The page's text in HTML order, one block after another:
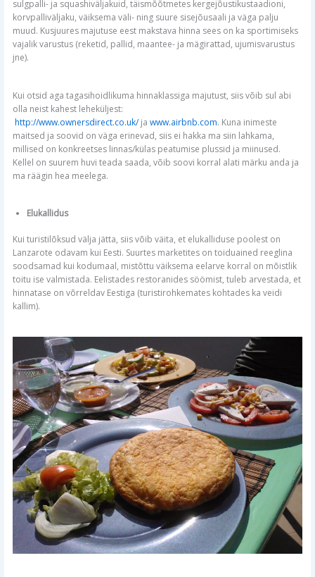
sulgpalli- ja squashiväljakuid, täismõõtmetes kergejõustikustaadioni,
korvpalliväljaku, väiksema väli- ning suure sisejõusaali ja väga palju
muud. Kusjuures majutuse eest makstava hinna sees on ka sportimiseks
vajalik varustus (reketid, pallid, maantee- ja mägirattad, ujumisvarustus
jne).
Kui otsid aga tagasihoidlikuma hinnaklassiga majutust, siis võib sul abi
olla neist kahest leheküljest:
http://www.ownersdirect.co.uk/jawww.airbnb.com. Kuna inimeste
maitsed ja soovid on väga erinevad, siis ei hakka ma siin lahkama,
millised on konkreetses linnas/külas peatumise plussid ja miinused.
Kellel on suurem huvi teada saada, võib soovi korral alati märku anda ja
ma räägin hea meelega.
Elukallidus
Kui turistilõksud välja jätta, siis võib väita, et elukalliduse poolest on
Lanzarote odavam kui Eesti. Suurtes marketites on toiduained reeglina
soodsamad kui kodumaal, mistõttu väiksema eelarve korral on mõistlik
toitu ise valmistada. Eelistades restoranides söömist, tuleb arvestada, et
hinnatase on võrreldav Eestiga (turistirohkemates kohtades ka veidi
kallim).